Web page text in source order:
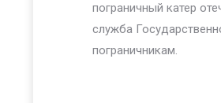
пограничный катер
служба
пограничникам.